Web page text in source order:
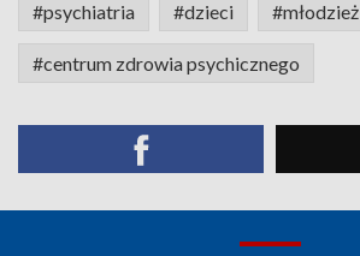
#psychiatria #dzieci #młodzież
#centrum zdrowia psychicznego